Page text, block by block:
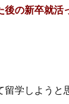
後の新卒就活
学しようと